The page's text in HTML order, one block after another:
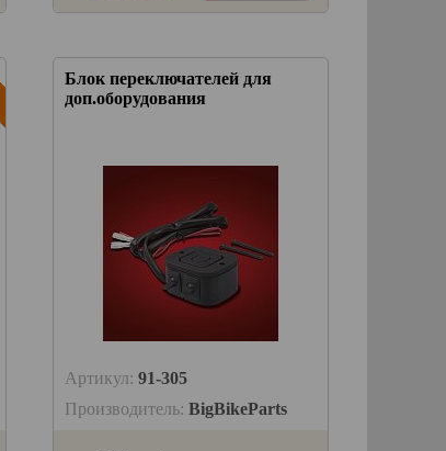
Блок переключателей для
доп.оборудования
Артикул: 91-305
Производитель: BigBikeParts